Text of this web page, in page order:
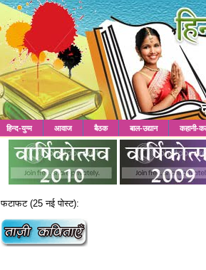
हिन्द-युग्म आवाज बैठक बाल-उद्यान कहानी-
फटाफट (25 नई पोस्ट):